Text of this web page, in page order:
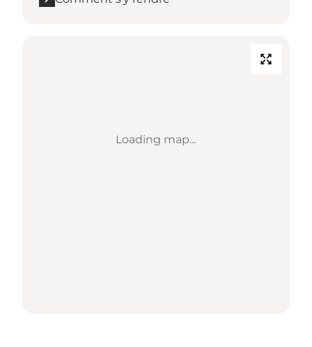
Loading map...